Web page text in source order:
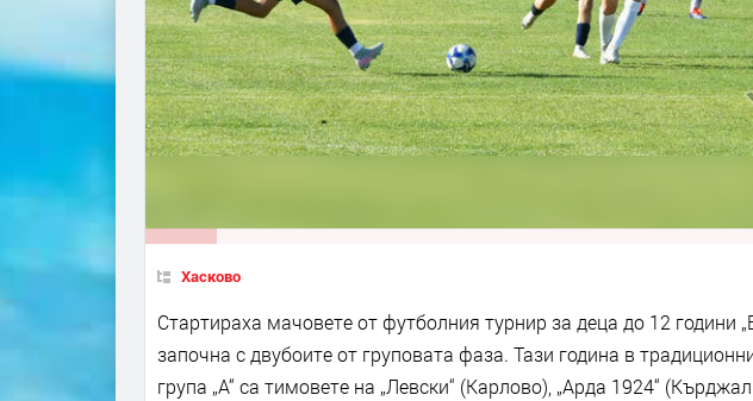
Хасково
Стартираха мачовете от футболния турнир за деца до 12 години
започна с двубоите от груповата фаза. Тази година в
група „А“ са тимовете на „Левски“ (Карлово), „Арда 1924“